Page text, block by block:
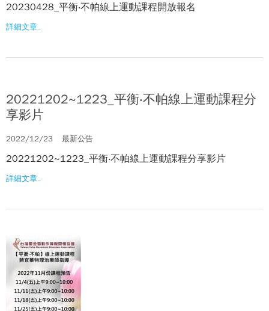
20230428_平衡‧不帕線上運動課程開放報名
詳細文章..
20221202~1223_平衡‧不帕線上運動課程分
享影片
2022/12/23 最新公告
20221202~1223_平衡‧不帕線上運動課程分享影片
詳細文章..